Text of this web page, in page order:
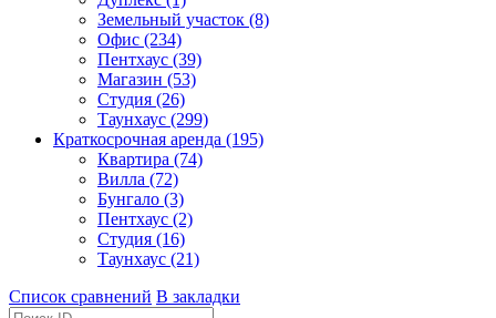
Земельный участок (8)
Офис (234)
Пентхаус (39)
Магазин (53)
Студия (26)
Таунхаус (299)
Краткосрочная аренда (195)
Квартира (74)
Вилла (72)
Бунгало (3)
Пентхаус (2)
Студия (16)
Таунхаус (21)
Список сравнений В закладки